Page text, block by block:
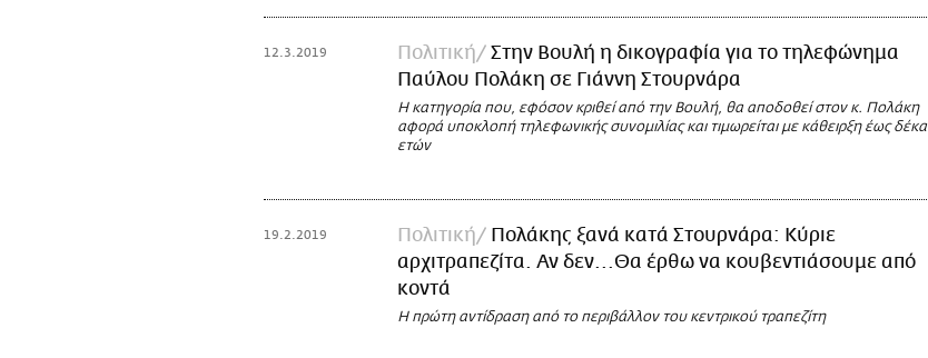
12.3.2019 Πολιτική
Στην Βουλή η δικογραφία για τo τηλεφώνημα
Παύλου Πολάκη σε Γιάννη Στουρνάρα
Η κατηγορία που, εφόσον κριθεί από την Βουλή, θα αποδοθεί στον κ. Πολάκη
αφορά υποκλοπή τηλεφωνικής συνομιλίας και τιμωρείται με κάθειρξη έως δέκα
ετών
19.2.2019 Πολιτική
Πολάκης ξανά κατά Στουρνάρα: Κύριε
αρχιτραπεζίτα. Αν δεν...Θα έρθω να κουβεντιάσουμε από
κοντά
Η πρώτη αντίδραση από το περιβάλλον του κεντρικού τραπεζίτη